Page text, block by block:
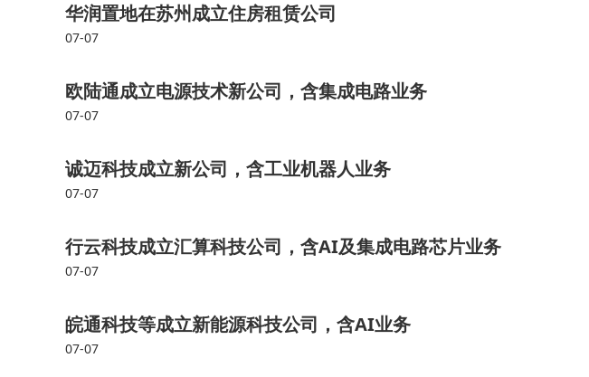
华润置地在苏州成立住房租赁公司
07-07
欧陆通成立电源技术新公司，含集成电路业务
07-07
诚迈科技成立新公司，含工业机器人业务
07-07
行云科技成立汇算科技公司，含AI及集成电路芯片业务
07-07
皖通科技等成立新能源科技公司，含AI业务
07-07